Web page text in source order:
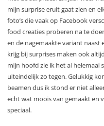
mijn surprise eruit gaat zien en
foto’s die vaak op Facebook
food creaties proberen na te
en de nagemaakte variant naast
krijg bij surprises maken ook
mijn hoofd zie ik het al helemaal
uiteindelijk zo tegen. Gelukkig
beamen dus ik stond er niet
echt wat moois van gemaakt en
speciaal.